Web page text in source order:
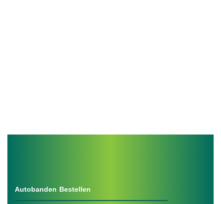
Autobanden Bestellen